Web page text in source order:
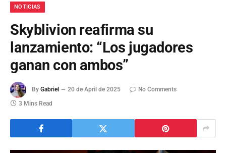
NOTICIAS
Skyblivion reafirma su
lanzamiento: “Los jugadores
ganan con ambos”
By Gabriel 20 de April de 2025
No Comments
3 Mins Read